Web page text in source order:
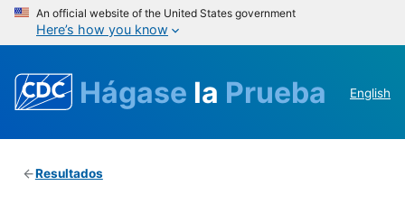
An official website of the United States government
Here’s how you know
Hágase la Prueba English
Resultados